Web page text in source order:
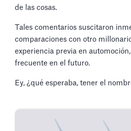
de las cosas.
Tales comentarios suscitaron
comparaciones con otro
experiencia previa en
frecuente en el futuro.
Ey, ¿qué esperaba, tener el